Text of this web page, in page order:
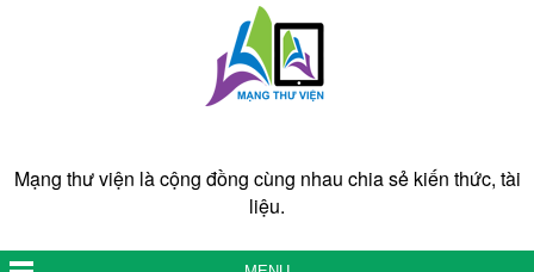
Mạng thư viện là cộng đồng cùng nhau chia sẻ kiến thức, tài
liệu.